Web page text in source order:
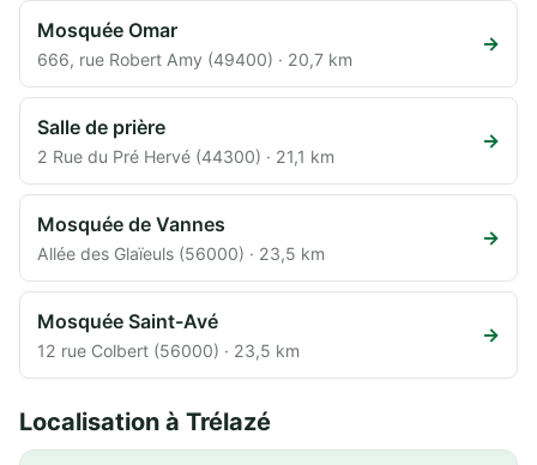
Mosquée Omar
666, rue Robert Amy (49400) · 20,7 km
→
Salle de prière
2 Rue du Pré Hervé (44300) · 21,1 km
→
Mosquée de Vannes
Allée des Glaïeuls (56000) · 23,5 km
→
Mosquée Saint-Avé
12 rue Colbert (56000) · 23,5 km
→
Localisation à Trélazé